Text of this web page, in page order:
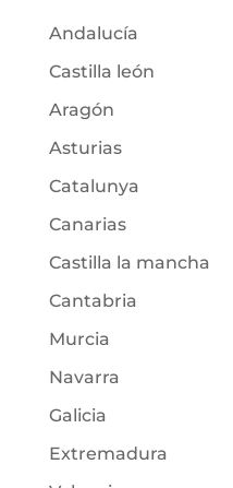
Andalucía
Castilla león
Aragón
Asturias
Catalunya
Canarias
Castilla la mancha
Cantabria
Murcia
Navarra
Galicia
Extremadura